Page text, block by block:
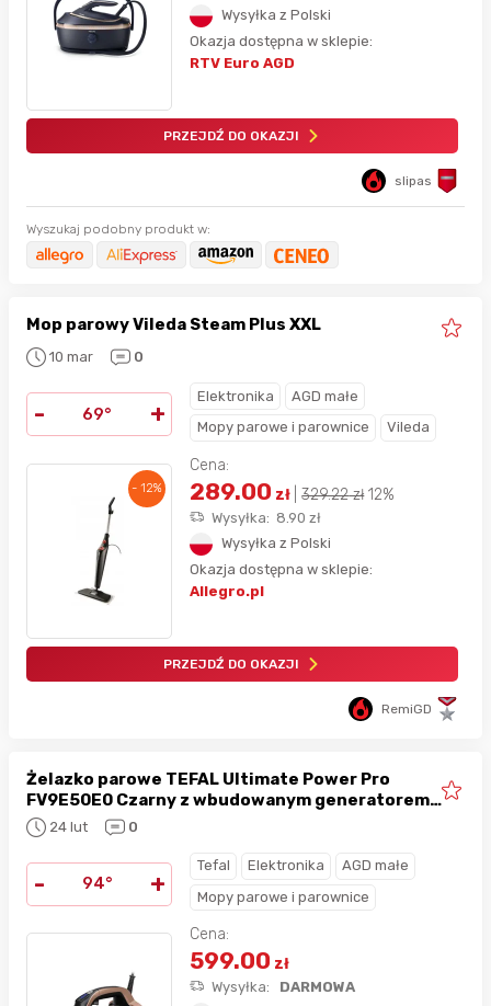
Wysyłka z Polski
Okazja dostępna w sklepie:
RTV Euro AGD
PRZEJDŹ DO OKAZJI
slipas
Wyszukaj podobny produkt w:
Mop parowy Vileda Steam Plus XXL
10 mar 0
- 69° +
Elektronika
AGD małe
Mopy parowe i parownice
Vileda
- 12%
Cena:
289.00 zł 329.22zł 12%
Wysyłka: 8.90 zł
Wysyłka z Polski
Okazja dostępna w sklepie:
Allegro.pl
PRZEJDŹ DO OKAZJI
RemiGD
Żelazko parowe TEFAL Ultimate Power Pro
FV9E50E0 Czarny z wbudowanym generatorem
pary24 lut 0
- 94° +
Tefal Elektronika
AGD małe
Mopy parowe i parownice
Cena:
599.00 zł
Wysyłka:
DARMOWA